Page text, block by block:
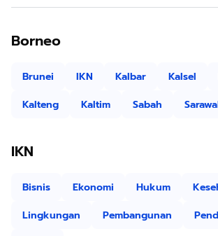
Borneo
Brunei IKN Kalbar Kalsel
Kalteng
Kaltim Sabah
IKN
Bisnis Ekonomi Hukum
Lingkungan
Pembangunan